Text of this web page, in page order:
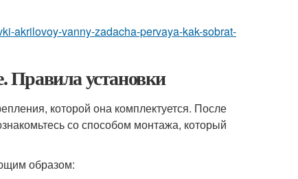
akrilovoy-vanny-zadacha-pervaya-kak-sobrat-
Правила установки
которой она комплектуется. После
со способом монтажа, который
образом: